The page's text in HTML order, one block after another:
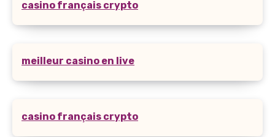
casino français crypto
meilleur casino en live
casino français crypto